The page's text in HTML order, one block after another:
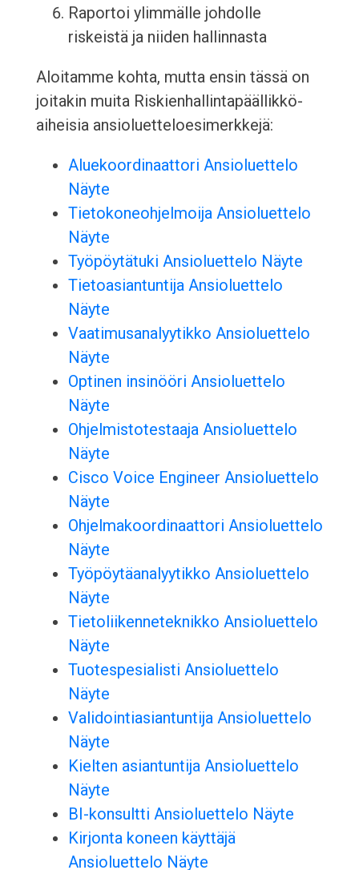
Raportoi ylimmälle johdolle
riskeistä ja niiden hallinnasta
Aloitamme kohta, mutta ensin tässä on
joitakin muita Riskienhallintapäällikkö-
aiheisia ansioluetteloesimerkkejä:
Aluekoordinaattori Ansioluettelo
Näyte
Tietokoneohjelmoija Ansioluettelo
Näyte
Työpöytätuki Ansioluettelo Näyte
Tietoasiantuntija Ansioluettelo
Näyte
Vaatimusanalyytikko Ansioluettelo
Näyte
Optinen insinööri Ansioluettelo
Näyte
Ohjelmistotestaaja Ansioluettelo
Näyte
Cisco Voice Engineer Ansioluettelo
Näyte
Ohjelmakoordinaattori Ansioluettelo
Näyte
Työpöytäanalyytikko Ansioluettelo
Näyte
Tietoliikenneteknikko Ansioluettelo
Näyte
Tuotespesialisti Ansioluettelo
Näyte
Validointiasiantuntija Ansioluettelo
Näyte
Kielten asiantuntija Ansioluettelo
Näyte
BI-konsultti Ansioluettelo Näyte
Kirjonta koneen käyttäjä
Ansioluettelo Näyte